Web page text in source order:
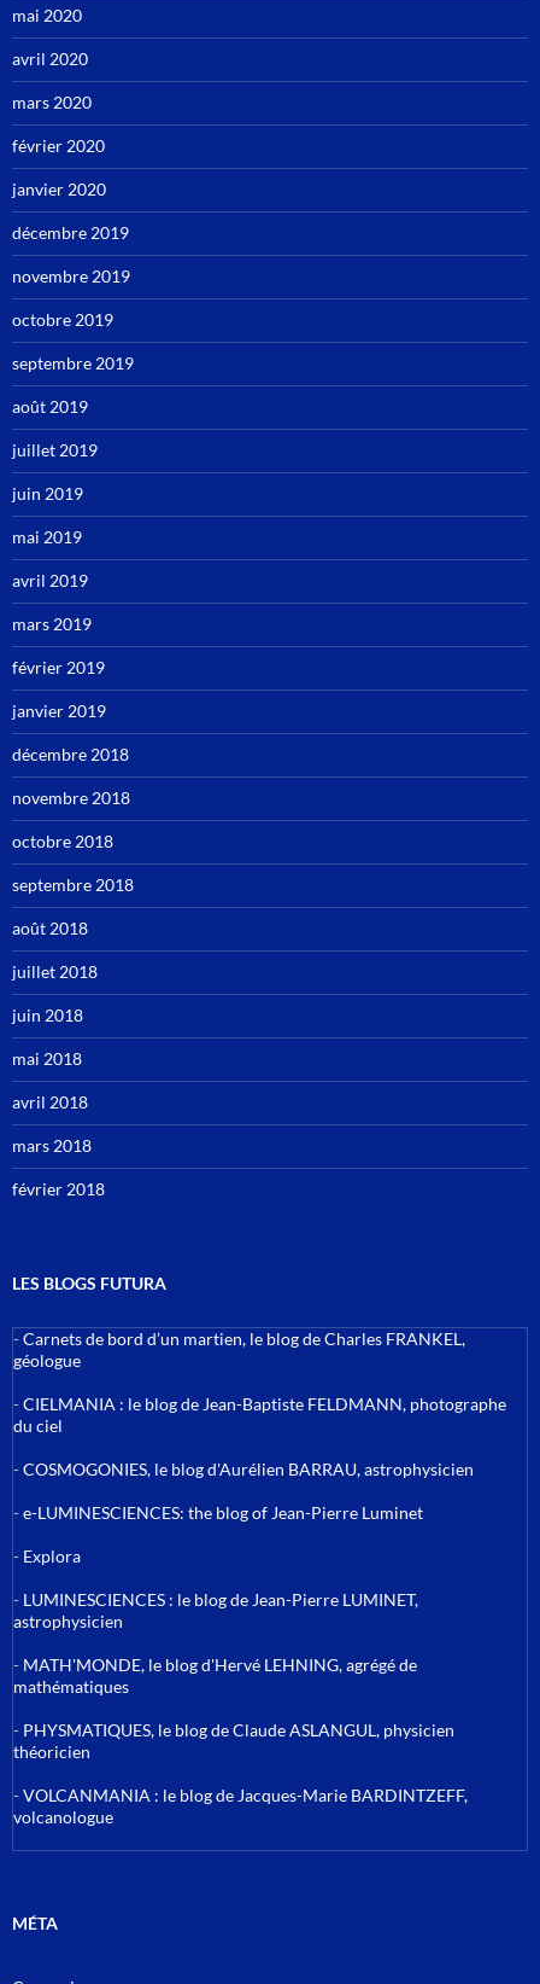
mai 2020
avril 2020
mars 2020
février 2020
janvier 2020
décembre 2019
novembre 2019
octobre 2019
septembre 2019
août 2019
juillet 2019
juin 2019
mai 2019
avril 2019
mars 2019
février 2019
janvier 2019
décembre 2018
novembre 2018
octobre 2018
septembre 2018
août 2018
juillet 2018
juin 2018
mai 2018
avril 2018
mars 2018
février 2018
LES BLOGS FUTURA
-Carnets de bord d’un martien, le blog de Charles FRANKEL,
géologue
-CIELMANIA : le blog de Jean-Baptiste FELDMANN, photographe
du ciel
-COSMOGONIES, le blog d'Aurélien BARRAU, astrophysicien
-e-LUMINESCIENCES: the blog of Jean-Pierre Luminet
- Explora
- LUMINESCIENCES : le blog de Jean-Pierre LUMINET,
astrophysicien
- MATH'MONDE, le blog d'Hervé LEHNING, agrégé de
mathématiques
- PHYSMATIQUES, le blog de Claude ASLANGUL, physicien
théoricien
-VOLCANMANIA : le blog de Jacques-Marie BARDINTZEFF,
volcanologue
MÉTA